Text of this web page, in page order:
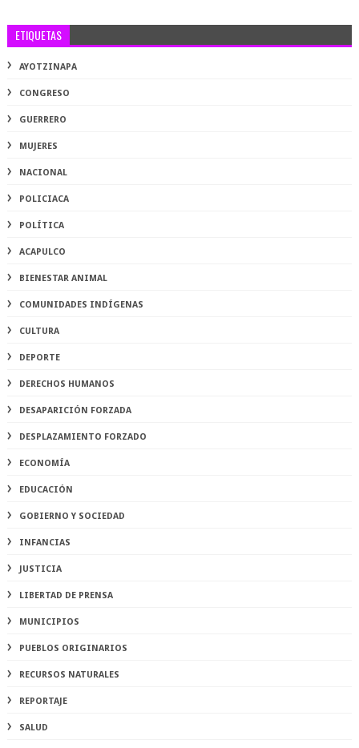
ETIQUETAS
AYOTZINAPA
CONGRESO
GUERRERO
MUJERES
NACIONAL
POLICIACA
POLÍTICA
ACAPULCO
BIENESTAR ANIMAL
COMUNIDADES INDÍGENAS
CULTURA
DEPORTE
DERECHOS HUMANOS
DESAPARICIÓN FORZADA
DESPLAZAMIENTO FORZADO
ECONOMÍA
EDUCACIÓN
GOBIERNO Y SOCIEDAD
INFANCIAS
JUSTICIA
LIBERTAD DE PRENSA
MUNICIPIOS
PUEBLOS ORIGINARIOS
RECURSOS NATURALES
REPORTAJE
SALUD